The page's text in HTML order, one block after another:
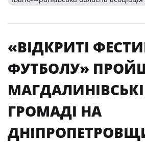
«ВІДКРИТІ
ФУТБОЛУ»
ГРОМАДІ НА